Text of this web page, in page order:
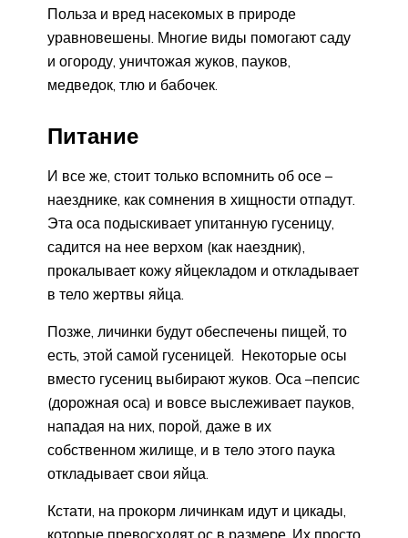
Польза и вред насекомых в природе
уравновешены. Многие виды помогают саду
и огороду, уничтожая жуков, пауков,
медведок, тлю и бабочек.
Питание
И все же, стоит только вспомнить об осе –
наезднике, как сомнения в хищности отпадут.
Эта оса подыскивает упитанную гусеницу,
садится на нее верхом (как наездник),
прокалывает кожу яйцекладом и откладывает
в тело жертвы яйца.
Позже, личинки будут обеспечены пищей, то
есть, этой самой гусеницей. Некоторые осы
вместо гусениц выбирают жуков. Оса –пепсис
(дорожная оса) и вовсе выслеживает пауков,
нападая на них, порой, даже в их
собственном жилище, и в тело этого паука
откладывает свои яйца.
Кстати, на прокорм личинкам идут и цикады,
которые превосходят ос в размере. Их просто